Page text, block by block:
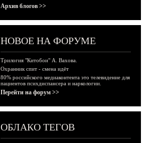
Архив блогов >>
НОВОЕ НА ФОРУМЕ
Трилогия "Китобои" А. Вахова.
Охранник спит - смена идёт
80% российского медиаконтента это телевидение для
пациентов психдиспансера и наркологии.
Перейти на форум >>
ОБЛАКО ТЕГОВ